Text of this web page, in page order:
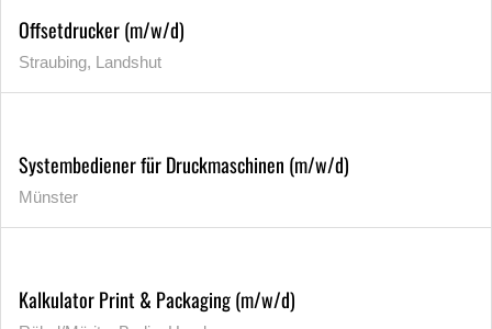
Offsetdrucker (m/w/d)
Straubing, Landshut
Systembediener für Druckmaschinen (m/w/d)
Münster
Kalkulator Print & Packaging (m/w/d)